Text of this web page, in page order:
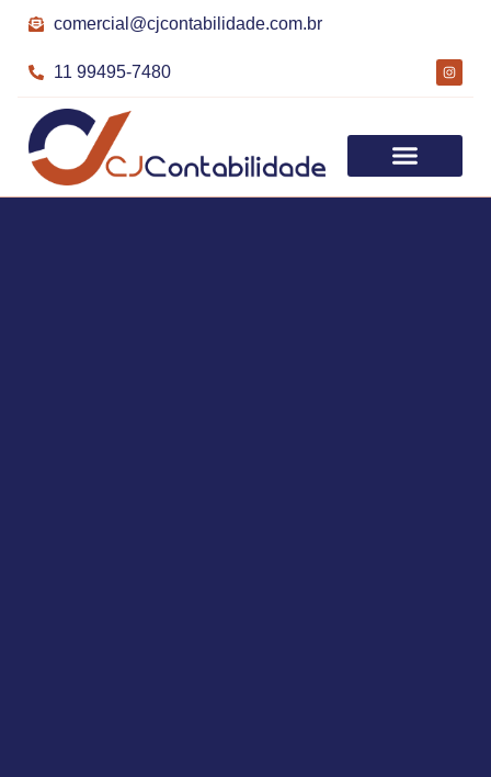
comercial@cjcontabilidade.com.br
11 99495-7480